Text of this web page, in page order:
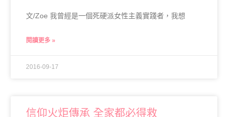
文/Zoe 我曾經是一個死硬派女性主義實踐者，我想
閱讀更多 »
2016-09-17
信仰火炬傳承 全家都必得救